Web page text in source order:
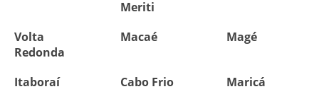
Meriti
Volta
Redonda
Macaé Magé
Itaboraí Cabo Frio
Maricá